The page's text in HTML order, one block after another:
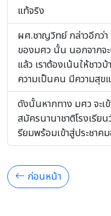
แท้จริง
ผศ.ชาญวิทย์ กล่าวอีกว่
ของมศว นั้น นอกจากจ
แล้ว เราต้องเน้นให้ชา
ความเป็นคน มีความสุข
ดังนั้นหากทาง มศว จะเ
สมัครนานาชาติโรงเรียน
รียมพร้อมเข้าสู่ประชาค
ก่อนหน้า